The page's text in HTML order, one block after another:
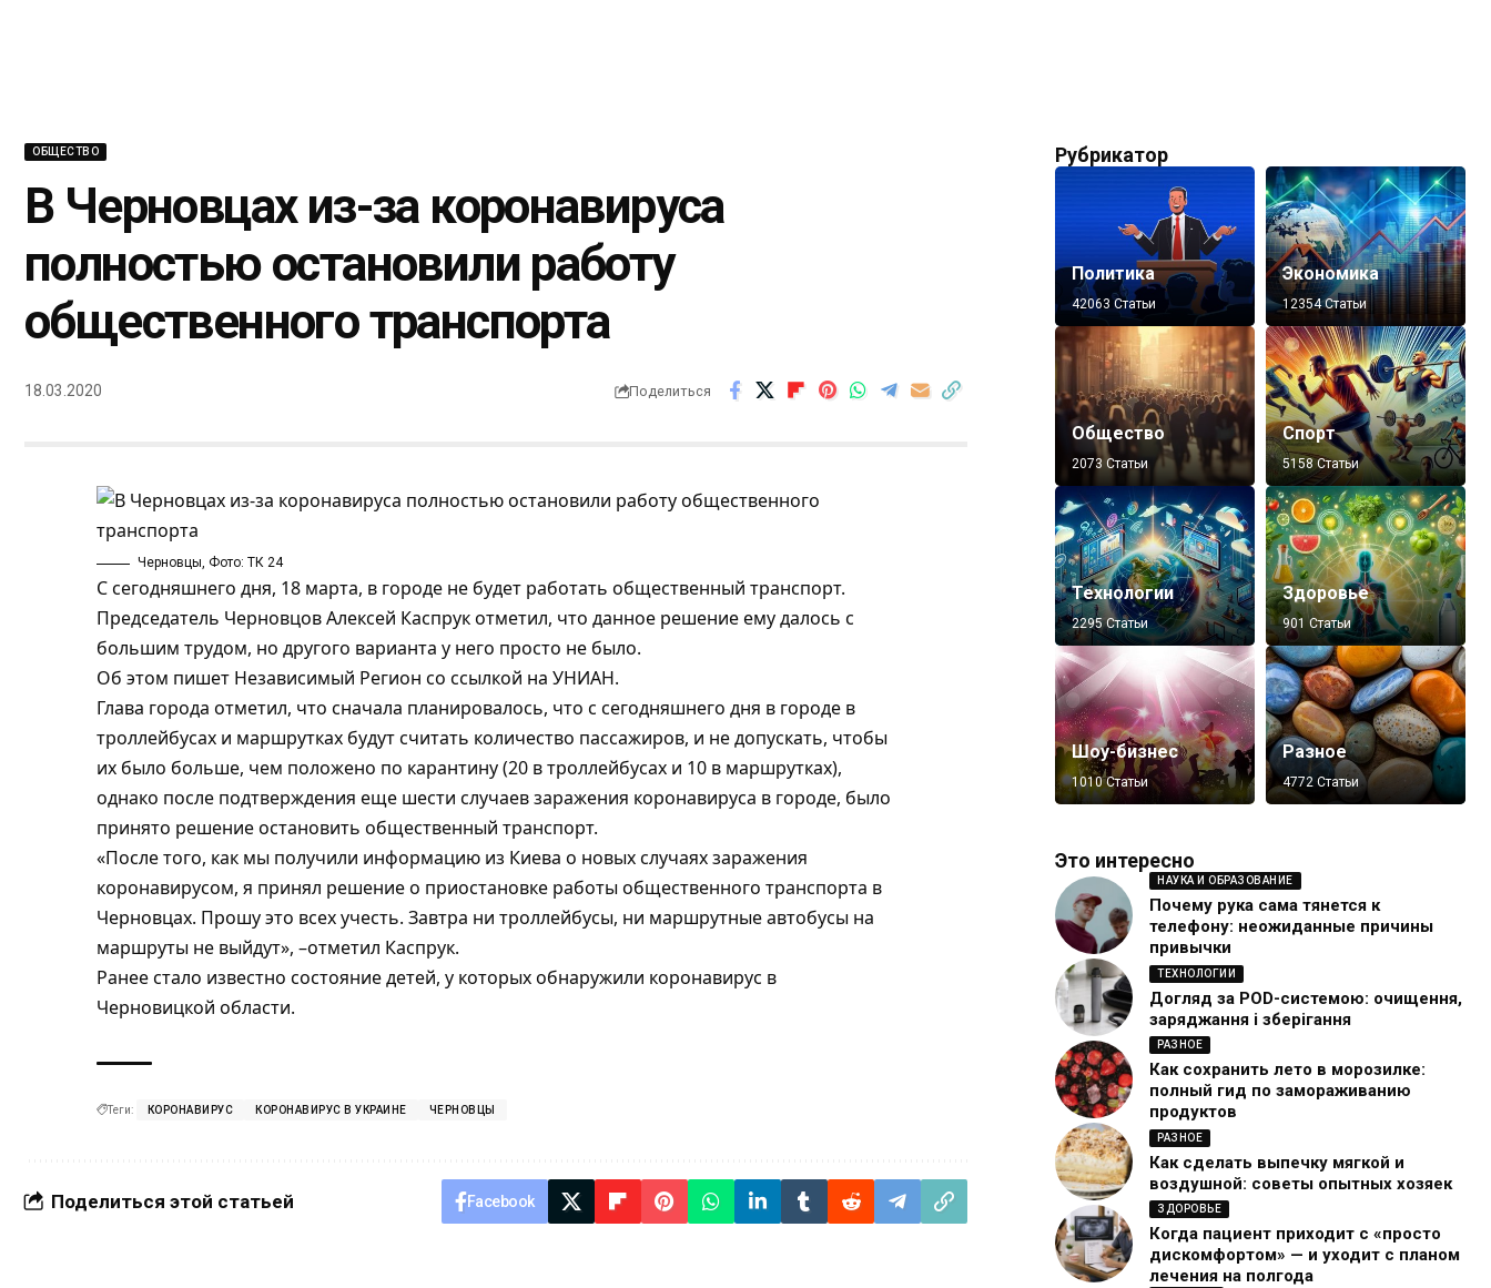
ОБЩЕСТВО
В Черновцах из-за коронавируса
полностью остановили работу
общественного транспорта
18.03.2020 Поделиться
Черновцы, Фото: ТК 24
С сегодняшнего дня, 18 марта, в городе не будет работать общественный транспорт.
Председатель Черновцов Алексей Каспрук отметил, что данное решение ему далось с
большим трудом, но другого варианта у него просто не было.
Об этом пишет Независимый Регион со ссылкой на УНИАН.
Глава города отметил, что сначала планировалось, что с сегодняшнего дня в городе в
троллейбусах и маршрутках будут считать количество пассажиров, и не допускать, чтобы
их было больше, чем положено по карантину (20 в троллейбусах и 10 в маршрутках),
однако после подтверждения еще шести случаев заражения коронавируса в городе, было
принято решение остановить общественный транспорт.
«После того, как мы получили информацию из Киева о новых случаях заражения
коронавирусом, я принял решение о приостановке работы общественного транспорта в
Черновцах. Прошу это всех учесть. Завтра ни троллейбусы, ни маршрутные автобусы на
маршруты не выйдут», –отметил Каспрук.
Ранеестало известно состояние детей, у которых обнаружили коронавирус в
Черновицкой области.
Теги: КОРОНАВИРУС КОРОНАВИРУС В УКРАИНЕ ЧЕРНОВЦЫ
Поделиться этой статьей Facebook
Рубрикатор
Политика
42063 Статьи
Экономика
12354 Статьи
Общество
2073 Статьи
Спорт
5158 Статьи
Технологии
2295 Статьи
Здоровье
901 Статьи
Шоу-бизнес
1010 Статьи
Разное
4772 Статьи
Это интересно
НАУКА И ОБРАЗОВАНИЕ
Почему рука сама тянется к
телефону: неожиданные причины
привычки
ТЕХНОЛОГИИ
Догляд за POD-системою: очищення,
заряджання і зберігання
РАЗНОЕ
Как сохранить лето в морозилке:
полный гид по замораживанию
продуктов
РАЗНОЕ
Как сделать выпечку мягкой и
воздушной: советы опытных хозяек
ЗДОРОВЬЕ
Когда пациент приходит с «просто
дискомфортом» — и уходит с планом
лечения на полгода